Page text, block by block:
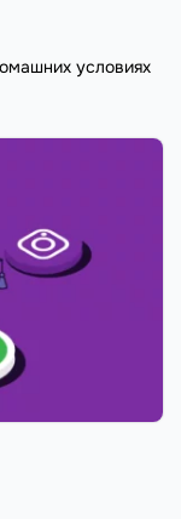
условиях